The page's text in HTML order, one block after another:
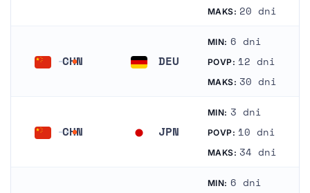
MAKS: 20 dni
CHN DEU
MIN: 6 dni
POVP: 12 dni
MAKS: 30 dni
CHN JPN
MIN: 3 dni
POVP: 10 dni
MAKS: 34 dni
MIN: 6 dni